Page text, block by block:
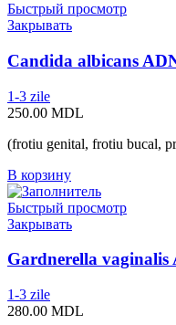
Быстрый просмотр
Закрывать
Candida albicans
1-3 zile
250.00 MDL
(frotiu genital, frotiu bucal,
В корзину
Быстрый просмотр
Закрывать
Gardnerella vaginalis
1-3 zile
280.00 MDL